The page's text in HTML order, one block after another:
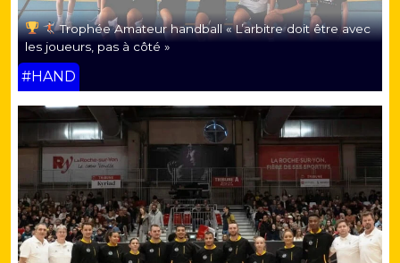
Trophée Amateur handball « L’arbitre doit être avec
les joueurs, pas à côté »
#HAND